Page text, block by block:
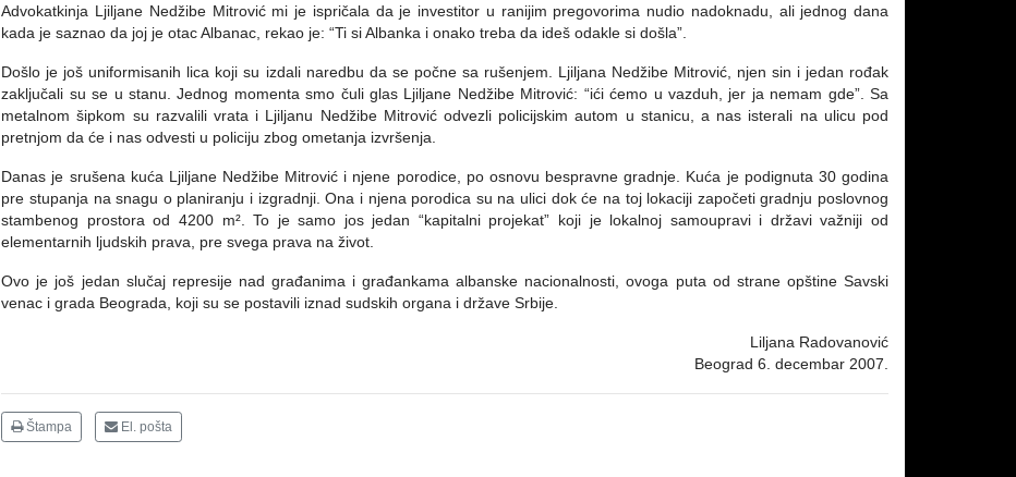
Advokatkinja Ljiljane Nedžibe Mitrović mi je ispričala da je investitor u ranijim pregovorima nudio nadoknadu, ali jednog dana
kada je saznao da joj je otac Albanac, rekao je: “Ti si Albanka i onako treba da ideš odakle si došla”.
Došlo je još uniformisanih lica koji su izdali naredbu da se počne sa rušenjem. Ljiljana Nedžibe Mitrović, njen sin i jedan rođak
zaključali su se u stanu. Jednog momenta smo čuli glas Ljiljane Nedžibe Mitrović: “ići ćemo u vazduh, jer ja nemam gde”. Sa
metalnom šipkom su razvalili vrata i Ljiljanu Nedžibe Mitrović odvezli policijskim autom u stanicu, a nas isterali na ulicu pod
pretnjom da će i nas odvesti u policiju zbog ometanja izvršenja.
Danas je srušena kuća Ljiljane Nedžibe Mitrović i njene porodice, po osnovu bespravne gradnje. Kuća je podignuta 30 godina
pre stupanja na snagu o planiranju i izgradnji. Ona i njena porodica su na ulici dok će na toj lokaciji započeti gradnju poslovnog
stambenog prostora od 4200 m². To je samo jos jedan “kapitalni projekat” koji je lokalnoj samoupravi i državi važniji od
elementarnih ljudskih prava, pre svega prava na život.
Ovo je još jedan slučaj represije nad građanima i građankama albanske nacionalnosti, ovoga puta od strane opštine Savski
venac i grada Beograda, koji su se postavili iznad sudskih organa i države Srbije.
Liljana Radovanović
Beograd 6. decembar 2007.
Štampa El. pošta